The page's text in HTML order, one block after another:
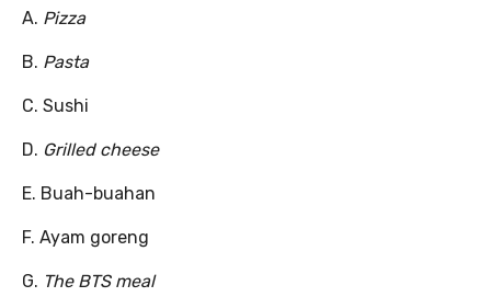
A. Pizza
B. Pasta
C. Sushi
D. Grilled cheese
E. Buah-buahan
F. Ayam goreng
G. The BTS meal